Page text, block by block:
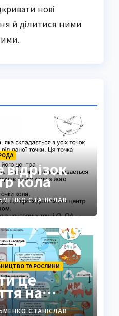
нові
й ділитися ними
кола
СТАНІСЛАВ
ТА РОСЛИНИ
це
на
гід
СТАНІСЛАВ